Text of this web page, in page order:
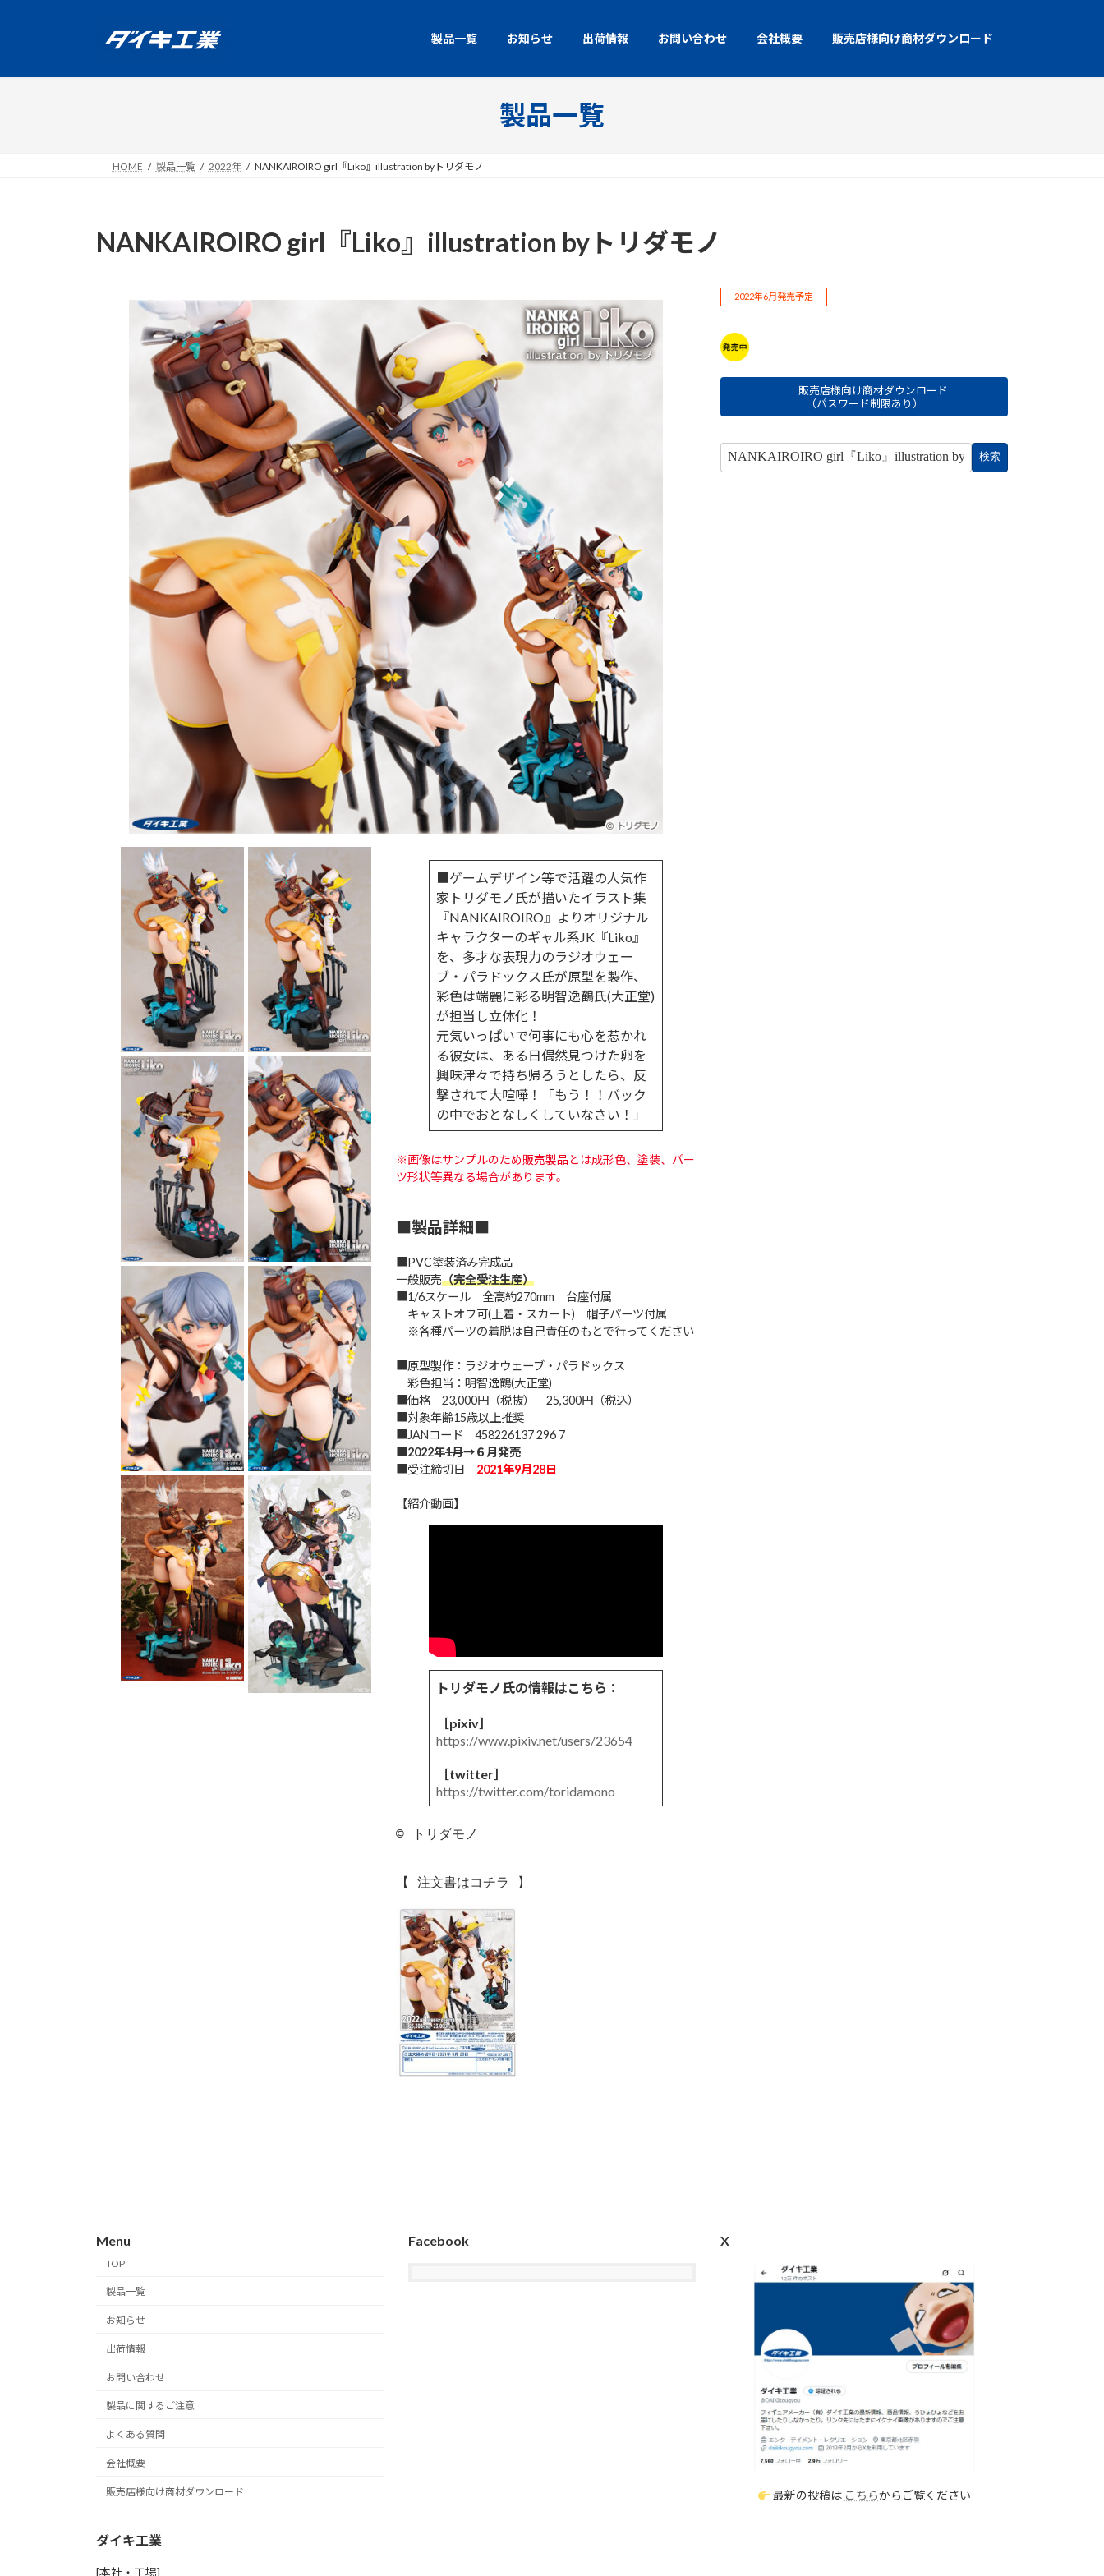
製品一覧 お知らせ 出荷情報 お問い合わせ 会社概要 販売店様向け商材ダウンロード
製品一覧
HOME 製品一覧 2022年 NANKAIROIRO girl『Liko』illustration byトリダモノ
NANKAIROIRO girl『Liko』illustration byトリダモノ
■ゲームデザイン等で活躍の人気作
家トリダモノ氏が描いたイラスト集
『NANKAIROIRO』よりオリジナル
キャラクターのギャル系JK『Liko』
を、多才な表現力のラジオウェー
ブ・パラドックス氏が原型を製作、
彩色は端麗に彩る明智逸鶴氏(大正堂)
が担当し立体化！
元気いっぱいで何事にも心を惹かれ
る彼女は、ある日偶然見つけた卵を
興味津々で持ち帰ろうとしたら、反
撃されて大喧嘩！「もう！！バック
の中でおとなしくしていなさい！」
※画像はサンプルのため販売製品とは成形色、塗装、パー
ツ形状等異なる場合があります。
■製品詳細■
■PVC塗装済み完成品
一般販売（完全受注生産）
■1/6スケール 全高約270mm 台座付属
キャストオフ可(上着・スカート) 帽子パーツ付属
※各種パーツの着脱は自己責任のもとで行ってください
■原型製作：ラジオウェーブ・パラドックス
彩色担当：明智逸鶴(大正堂)
■価格 23,000円（税抜） 25,300円（税込）
■対象年齢15歳以上推奨
■JANコード 458226137 296 7
2022年1月→６月発売
■受注締切日 2021年9月28日
【紹介動画】
トリダモノ氏の情報はこちら：
［pixiv］
https://www.pixiv.net/users/23654
［twitter］
https://twitter.com/toridamono
© トリダモノ
【 注文書はコチラ 】
2022年6月発売予定
販売店様向け商材ダウンロード
（パスワード制限あり）
Menu
TOP
製品一覧
お知らせ
出荷情報
お問い合わせ
製品に関するご注意
よくある質問
会社概要
販売店様向け商材ダウンロード
ダイキ工業
[本社・工場]
Facebook X
最新の投稿は こちらからご覧ください